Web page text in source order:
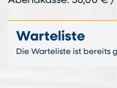
Warteliste
Die Warteliste ist bereits